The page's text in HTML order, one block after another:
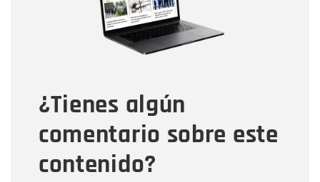
¿Tienes algún
comentario sobre este
contenido?
Tipo de comentario
Mensaje